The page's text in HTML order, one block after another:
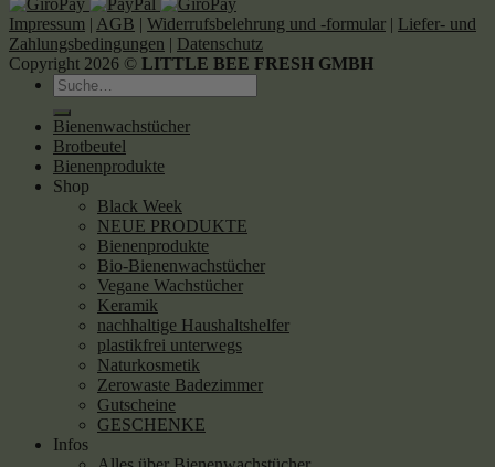
Impressum | AGB | Widerrufsbelehrung und -formular | Liefer- und
Zahlungsbedingungen | Datenschutz
Copyright 2026 © LITTLE BEE FRESH GMBH
Suche
nach:
Bienenwachstücher
Brotbeutel
Bienenprodukte
Shop
Black Week
NEUE PRODUKTE
Bienenprodukte
Bio-Bienenwachstücher
Vegane Wachstücher
Keramik
nachhaltige Haushaltshelfer
plastikfrei unterwegs
Naturkosmetik
Zerowaste Badezimmer
Gutscheine
GESCHENKE
Infos